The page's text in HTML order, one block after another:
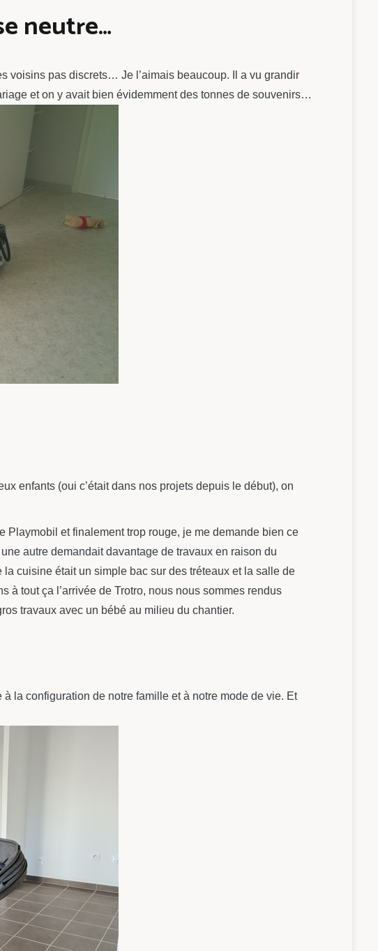
neutre…
voisins pas discrets… Je l’aimais beaucoup. Il a vu grandir
et on y avait bien évidemment des tonnes de souvenirs…
enfants (oui c’était dans nos projets depuis le début), on
Playmobil et finalement trop rouge, je me demande bien ce
autre demandait davantage de travaux en raison du
cuisine était un simple bac sur des tréteaux et la salle de
tout ça l’arrivée de Trotro, nous nous sommes rendus
travaux avec un bébé au milieu du chantier.
la configuration de notre famille et à notre mode de vie. Et